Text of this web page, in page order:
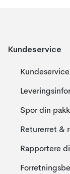
Kundeservice
Kundeservice
Spor din
Returerret &
Rapportere